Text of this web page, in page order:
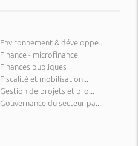
Environnement & développe...
Finance - microfinance
Finances publiques
Fiscalité et mobilisation...
Gestion de projets et pro...
Gouvernance du secteur pa...